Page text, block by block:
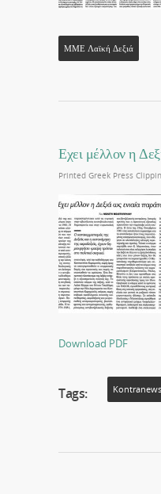
ΜΜΕ Λαϊκή Δεξιά
Εχει μέλλον η
Printed Greek Press
Download PDF
Tags: Kontranews